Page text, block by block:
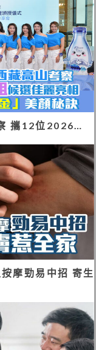
攜12位2026…
摩勁易中招 寄生